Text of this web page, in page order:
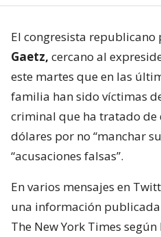
El congresista republicano
Gaetz, cercano al
este martes que en las
familia han sido víctimas
criminal que ha tratado
dólares por no “manchar
“acusaciones falsas”.
En varios mensajes en
una información
The New York Times